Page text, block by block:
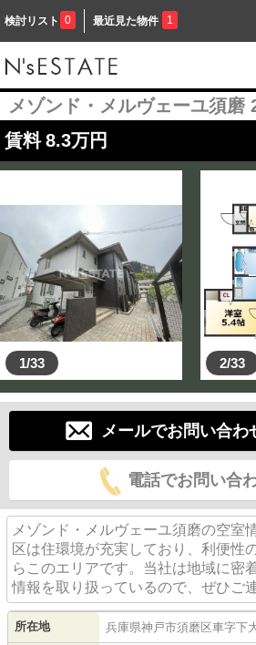
検討リスト 0 最近見た物件 1
メゾンド・メルヴェーユ須磨
賃料 8.3万円
1/33 2/33
メールでお問い合わ
電話でお問い合
メゾンド・メルヴェーユ須磨の空室
区は住環境が充実しており、利便性
らこのエリアです。当社は地域に密
情報を取り扱っているので、ぜひご
所在地 兵庫県神戸市須磨区車字下